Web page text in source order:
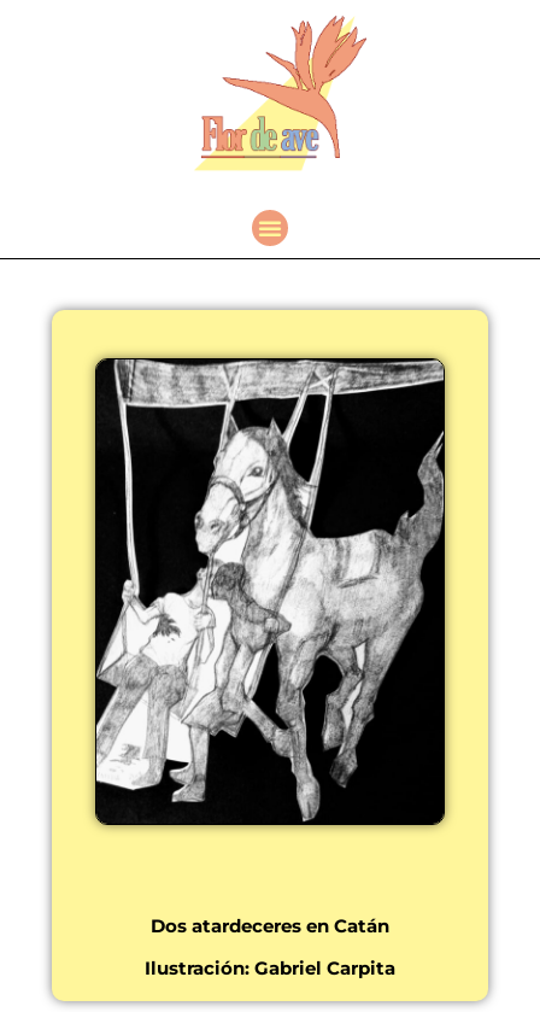
Dos atardeceres en Catán
Ilustración: Gabriel Carpita